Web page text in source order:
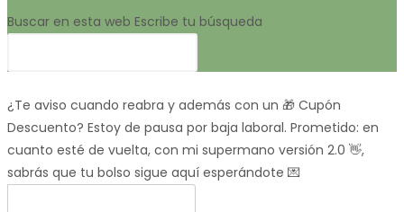
Buscar en esta web Escribe tu búsqueda
¿Te aviso cuando reabra y además con un 🎁 Cupón
Descuento? Estoy de pausa por baja laboral. Prometido: en
cuanto esté de vuelta, con mi supermano versión 2.0 👋,
sabrás que tu bolso sigue aquí esperándote 💌